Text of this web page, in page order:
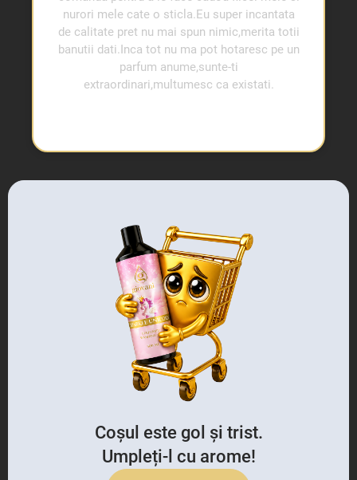
nurori mele cate o sticla.Eu super incantata
de calitate pret nu mai spun nimic,merita totii
banutii dati.Inca tot nu ma pot hotaresc pe un
parfum anume,sunte-ti
extraordinari,multumesc ca existati.
Coșul este gol și trist.
Umpleți-l cu arome!